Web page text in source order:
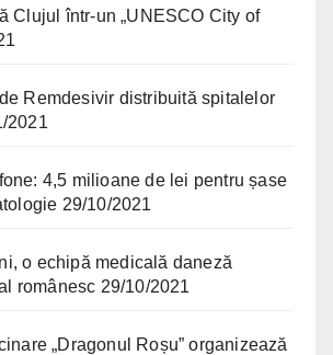
Clujul într-un „UNESCO City of
Remdesivir distribuită spitalelor
2021
4,5 milioane de lei pentru șase
29/10/2021
o echipă medicală daneză
românesc 29/10/2021
„Dragonul Roșu” organizează